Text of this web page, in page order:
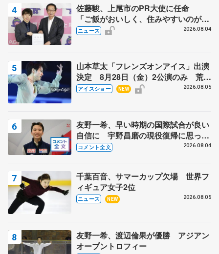
佐藤駿、上尾市のPR大使に任命
「ご飯がおいしく、住みやすいのが魅
力」
ニュース 2026.08.04
山本草太「フレンズオンアイス」出演
決定 8月28日（金）2公演のみ 荒川
静香さんプロデュース、20周年のアイ
アイスショー NEW 2026.08.05
友野一希、早い時期の国際試合が良い
自信に 宇野昌磨の現役復帰に思って
いること 【アジアンオープントロフ
コメント全文 2026.08.04
千葉百音、サマーカップ欠場 世界フ
ィギュア女子2位
ニュース NEW 2026.08.05
友野一希、渡辺倫果が優勝 アジアン
オープントロフィー